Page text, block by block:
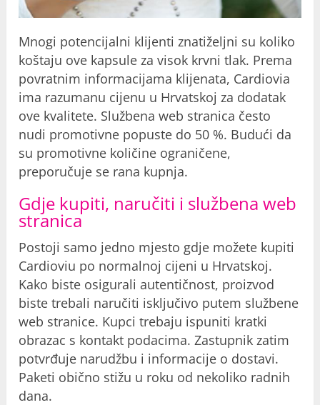
Mnogi potencijalni klijenti znatiželjni su koliko
koštaju ove kapsule za visok krvni tlak. Prema
povratnim informacijama klijenata, Cardiovia
ima razumanu cijenu u Hrvatskoj za dodatak
ove kvalitete. Službena web stranica često
nudi promotivne popuste do 50 %. Budući da
su promotivne količine ograničene,
preporučuje se rana kupnja.
Gdje kupiti, naručiti i službena web
stranica
Postoji samo jedno mjesto gdje možete kupiti
Cardioviu po normalnoj cijeni u Hrvatskoj.
Kako biste osigurali autentičnost, proizvod
biste trebali naručiti isključivo putem službene
web stranice. Kupci trebaju ispuniti kratki
obrazac s kontakt podacima. Zastupnik zatim
potvrđuje narudžbu i informacije o dostavi.
Paketi obično stižu u roku od nekoliko radnih
dana.